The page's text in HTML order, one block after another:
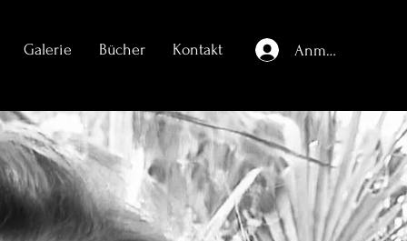
Galerie Bücher Kontakt Anmelden